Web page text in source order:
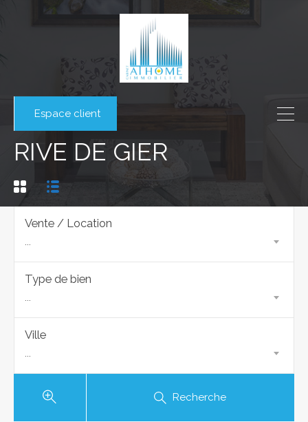
Espace client
RIVE DE GIER
Vente / Location
...
Type de bien
...
Ville
...
Recherche